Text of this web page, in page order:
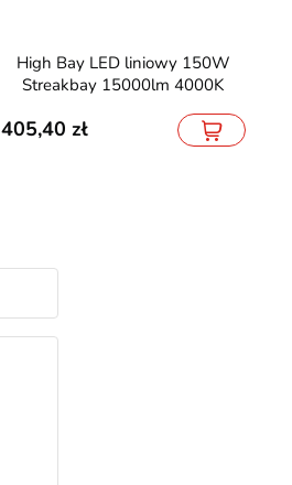
High Bay LED liniowy 150W
Streakbay 15000lm 4000K
405,40